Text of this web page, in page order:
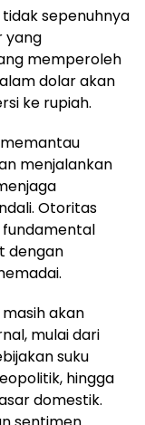
sepenuhnya
yang
memperoleh
dolar akan
ke rupiah.
menjalankan
Otoritas
dengan
akan
mulai dari
suku
hingga
domestik.